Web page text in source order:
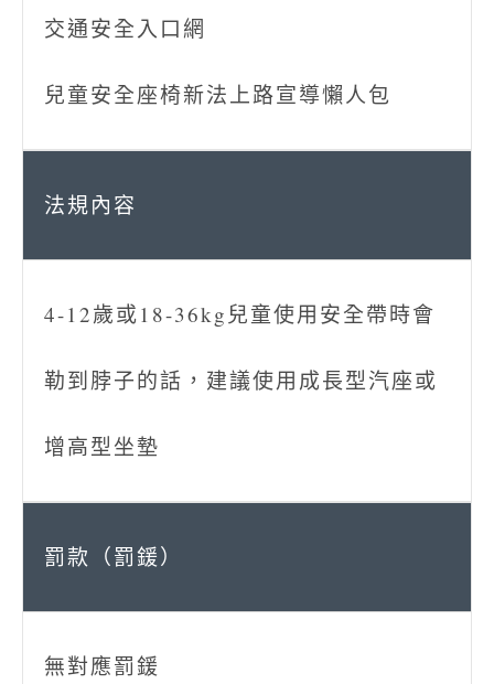
交通安全入口網
兒童安全座椅新法上路宣導懶人包
4-12歲或18-36kg兒童使用安全帶時會
勒到脖子的話，建議使用成長型汽座或
增高型坐墊
無對應罰鍰